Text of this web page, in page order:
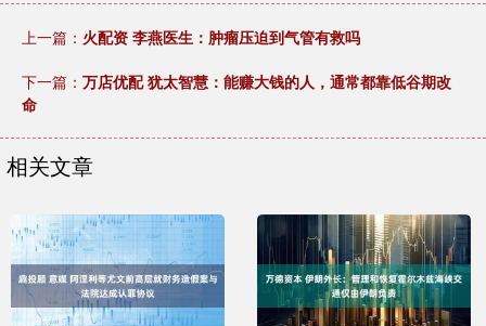
上一篇： 火配资 李燕医生：肿瘤压迫到气管有救吗
下一篇： 万店优配 犹太智慧：能赚大钱的人，通常都靠低谷期改
命
相关文章